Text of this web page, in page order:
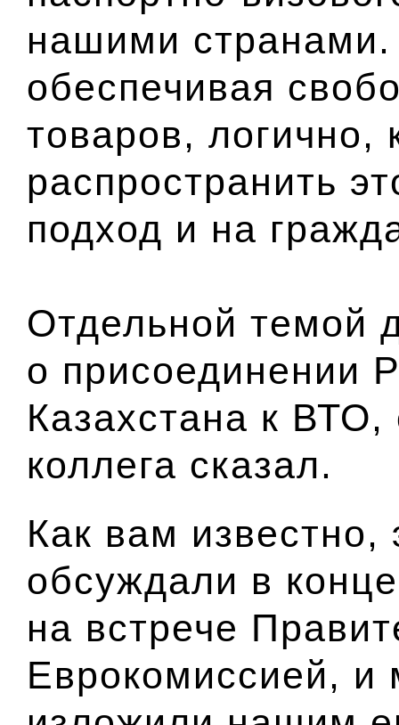
нашими
обеспечивая
товаров, логично,
распространить
подход и на
Отдельной темой
о присоединении
Казахстана к
коллега сказал.
Как вам известно,
обсуждали в
на встрече
Еврокомиссией, и